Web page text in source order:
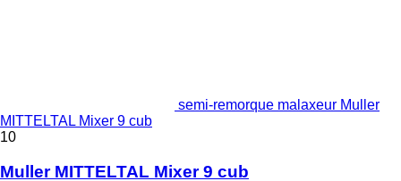
semi-remorque malaxeur Muller
MITTELTAL Mixer 9 cub
10
Muller MITTELTAL Mixer 9 cub